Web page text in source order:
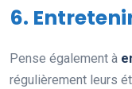
6.
Pense également à
régulièrement leurs